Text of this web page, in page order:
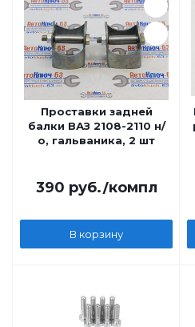
Проставки задней
балки ВАЗ 2108-2110 н/
о, гальваника, 2 шт
390 руб./компл
В корзину